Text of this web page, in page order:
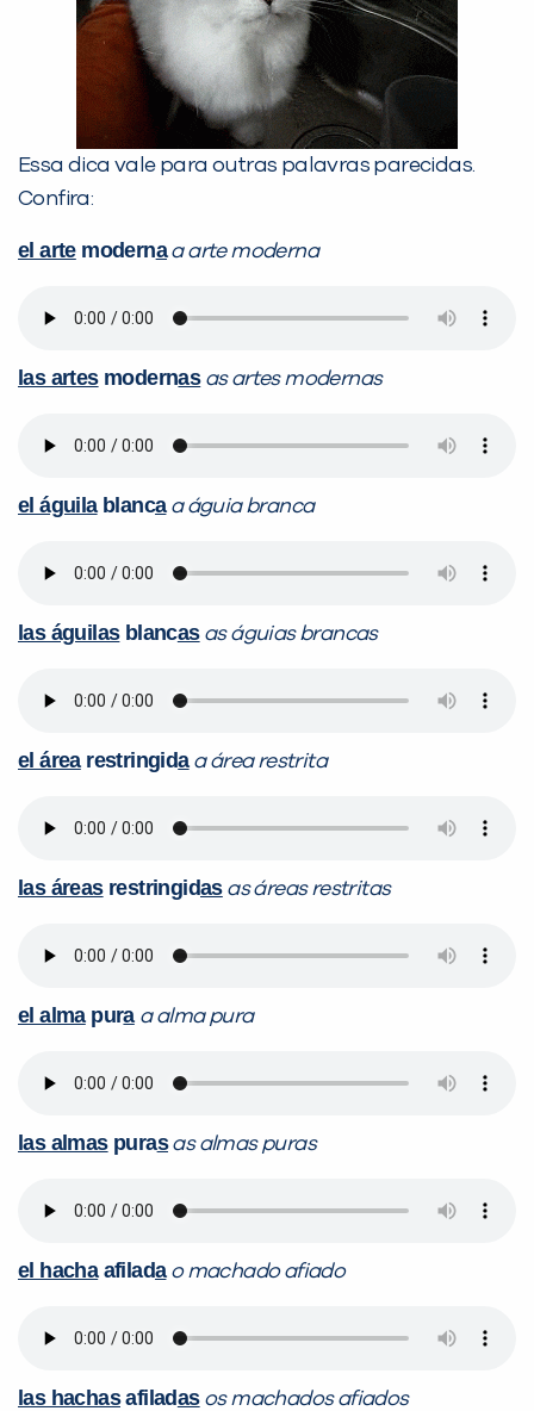
Essa dica vale para outras palavras parecidas.
Confira:
el artemoderna a arte moderna
las artesmodernas as artes modernas
el águilablanca a águia branca
las águilasblancas as águias brancas
el árearestringida a área restrita
las áreasrestringidas as áreas restritas
el almapura a alma pura
las almaspuras as almas puras
el hachaafilada o machado afiado
las hachasafiladas os machados afiados